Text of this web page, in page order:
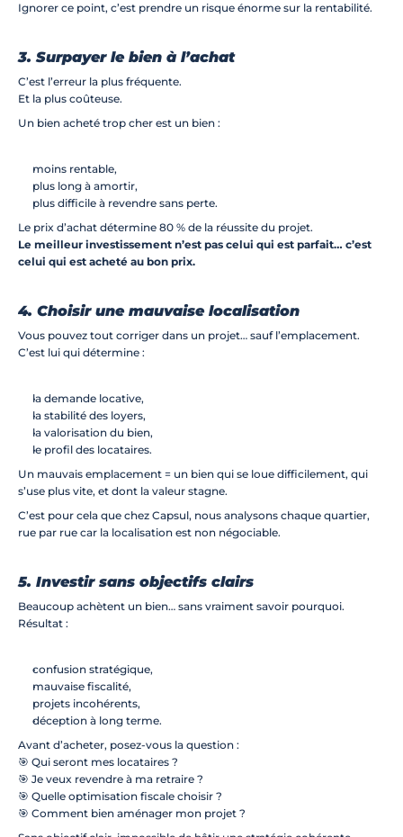
Ignorer ce point, c’est prendre un risque énorme sur la rentabilité.
3. Surpayer le bien à l’achat
C’est l’erreur la plus fréquente.
Et la plus coûteuse.
Un bien acheté trop cher est un bien :
moins rentable,
plus long à amortir,
plus difficile à revendre sans perte.
Le prix d’achat détermine 80 % de la réussite du projet.
Le meilleur investissement n’est pas celui qui est parfait… c’est
celui qui est acheté au bon prix.
4. Choisir une mauvaise localisation
Vous pouvez tout corriger dans un projet… sauf l’emplacement.
C’est lui qui détermine :
la demande locative,
la stabilité des loyers,
la valorisation du bien,
le profil des locataires.
Un mauvais emplacement = un bien qui se loue difficilement, qui
s’use plus vite, et dont la valeur stagne.
C’est pour cela que chez Capsul, nous analysons chaque quartier,
rue par rue car la localisation est non négociable.
5. Investir sans objectifs clairs
Beaucoup achètent un bien… sans vraiment savoir pourquoi.
Résultat :
confusion stratégique,
mauvaise fiscalité,
projets incohérents,
déception à long terme.
Avant d’acheter, posez-vous la question :
🎯 Qui seront mes locataires ?
🎯 Je veux revendre à ma retraire ?
🎯 Quelle optimisation fiscale choisir ?
🎯 Comment bien aménager mon projet ?